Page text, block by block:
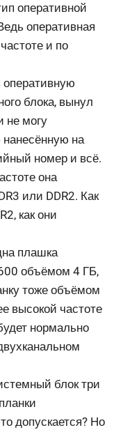
оперативной
оперативная
и по
оперативную
блока, вынул
не могу
на
номер и всё.
она
или DDR2. Как
как они
плашка
объёмом 4 ГБ,
тоже объёмом
высокой частоте
нормально
блок три
допускается? Но